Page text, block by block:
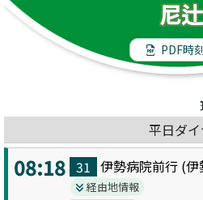
尼辻
PDF時
平日ダ
08:18 31 伊勢病院前行 (伊
経由地情報